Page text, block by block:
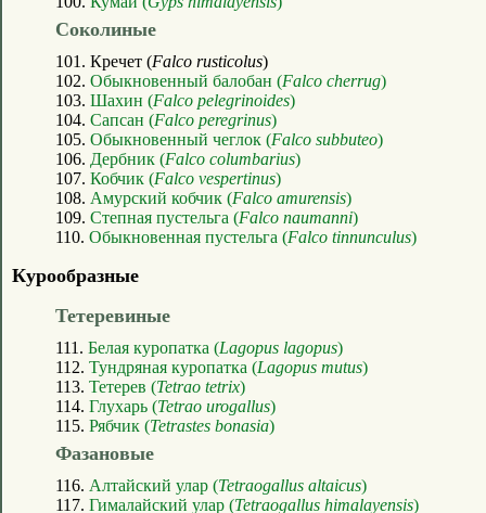
Соколиные
101. Кречет (Falco rusticolus)
102. Обыкновенный балобан (Falco cherrug)
103. Шахин (Falco pelegrinoides)
104. Сапсан (Falco peregrinus)
105. Обыкновенный чеглок (Falco subbuteo)
106. Дербник (Falco columbarius)
107. Кобчик (Falco vespertinus)
108. Амурский кобчик (Falco amurensis)
109. Степная пустельга (Falco naumanni)
110. Обыкновенная пустельга (Falco tinnunculus)
Курообразные
Тетеревиные
111. Белая куропатка (Lagopus lagopus)
112. Тундряная куропатка (Lagopus mutus)
113. Тетерев (Tetrao tetrix)
114. Глухарь (Tetrao urogallus)
115. Рябчик (Tetrastes bonasia)
Фазановые
116. Алтайский улар (Tetraogallus altaicus)
117. Гималайский улар (Tetraogallus himalayensis)